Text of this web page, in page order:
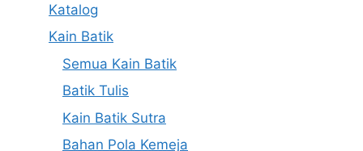
Katalog
Kain Batik
Semua Kain Batik
Batik Tulis
Kain Batik Sutra
Bahan Pola Kemeja